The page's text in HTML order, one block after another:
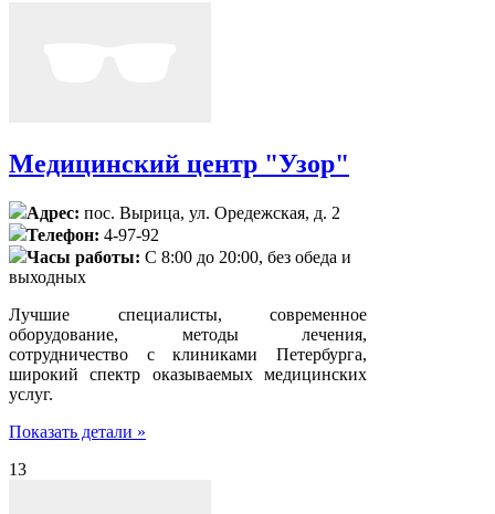
Медицинский центр "Узор"
Адрес: пос. Вырица, ул. Оредежская, д. 2
Телефон: 4-97-92
Часы работы: С 8:00 до 20:00, без обеда и
выходных
Лучшие специалисты, современное
оборудование, методы лечения,
сотрудничество с клиниками Петербурга,
широкий спектр оказываемых медицинских
услуг.
Показать детали »
13